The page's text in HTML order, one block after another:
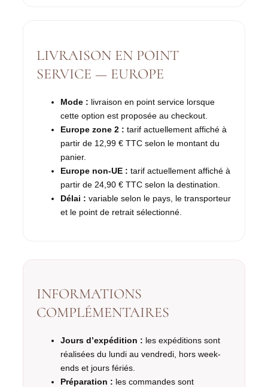
LIVRAISON EN POINT
SERVICE — EUROPE
Mode : livraison en point service lorsque
cette option est proposée au checkout.
Europe zone 2 : tarif actuellement affiché à
partir de 12,99 € TTC selon le montant du
panier.
Europe non-UE : tarif actuellement affiché à
partir de 24,90 € TTC selon la destination.
Délai : variable selon le pays, le transporteur
et le point de retrait sélectionné.
INFORMATIONS
COMPLÉMENTAIRES
Jours d’expédition : les expéditions sont
réalisées du lundi au vendredi, hors week-
ends et jours fériés.
Préparation : les commandes sont